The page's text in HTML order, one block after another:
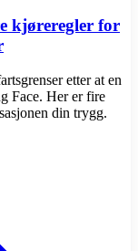
kjøreregler for
etter at en
Face. Her er fire
din trygg.